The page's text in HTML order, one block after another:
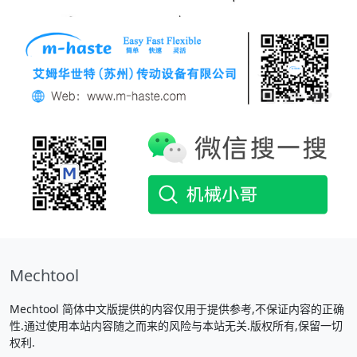
Mechtool
Mechtool 简体中文版提供的内容仅用于提供参考,不保证内容的正确
性.通过使用本站内容随之而来的风险与本站无关.版权所有,保留一切
权利.